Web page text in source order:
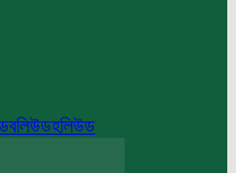
বলিউডহলিউড